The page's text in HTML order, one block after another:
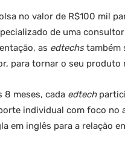
no valor de R$100 mil
de uma
as edtechstambém
para tornar o seu
8 meses, cada edtech
individual com foco no
em inglês para a relação